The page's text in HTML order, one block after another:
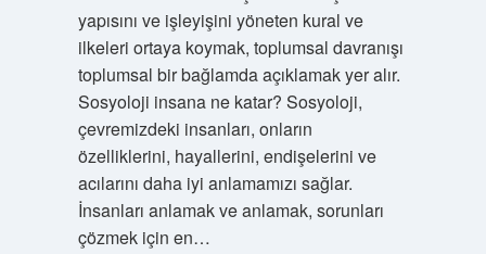
yapısını ve işleyişini yöneten kural ve
ilkeleri ortaya koymak, toplumsal davranışı
toplumsal bir bağlamda açıklamak yer alır.
Sosyoloji insana ne katar? Sosyoloji,
çevremizdeki insanları, onların
özelliklerini, hayallerini, endişelerini ve
acılarını daha iyi anlamamızı sağlar.
İnsanları anlamak ve anlamak, sorunları
çözmek için en…